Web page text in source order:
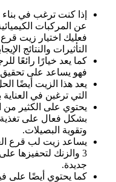
إذا كنت ترغب في
عن المركبات
فعليك اختيار زيت
التأثيرات والنتائج
كما يعد خيارًا رائعًا
فهو يساعد على تحقيق
يعد هذا الزيت أيضًا
التي ترغبن في
يحتوي على الكثير من
بشكل فعال على
وتقوية البصيلات.
يساعد زيت لب قرع
3 والزنك لتحفيزها
جديدة.
كما يحتوي أيضًا على